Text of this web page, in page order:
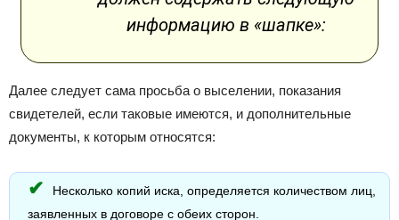
информацию в «шапке»:
Далее следует сама просьба о выселении, показания
свидетелей, если таковые имеются, и дополнительные
документы, к которым относятся:
Несколько копий иска, определяется количеством лиц,
заявленных в договоре с обеих сторон.